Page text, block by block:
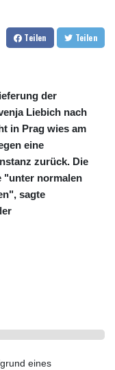
Teilen Teilen
der
Liebich nach
in Prag wies am
eine
zurück. Die
"unter normalen
sagte
eines